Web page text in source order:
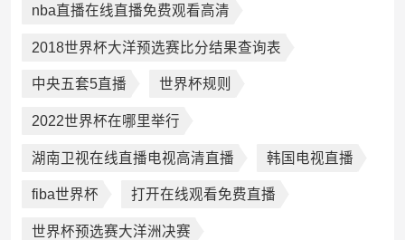
nba直播在线直播免费观看高清
2018世界杯大洋预选赛比分结果查询表
中央五套5直播 世界杯规则
2022世界杯在哪里举行
湖南卫视在线直播电视高清直播 韩国电视直播
fiba世界杯 打开在线观看免费直播
世界杯预选赛大洋洲决赛